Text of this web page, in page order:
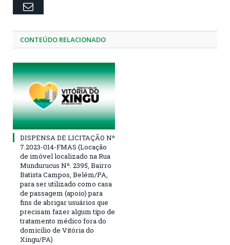
Email
CONTEÚDO RELACIONADO
DISPENSA DE LICITAÇÃO Nº
7.2023-014-FMAS (Locação
de imóvel localizado na Rua
Mundurucus Nº. 2395, Bairro
Batista Campos, Belém/PA,
para ser utilizado como casa
de passagem (apoio) para
fins de abrigar usuários que
precisam fazer algum tipo de
tratamento médico fora do
domicílio de Vitória do
Xingu/PA)